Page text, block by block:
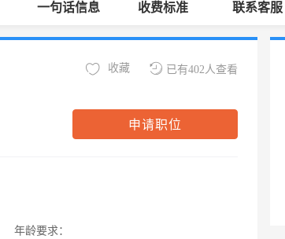
一句话信息 收费标准 联系客服
已有402人查看
收藏
申请职位
年龄要求：